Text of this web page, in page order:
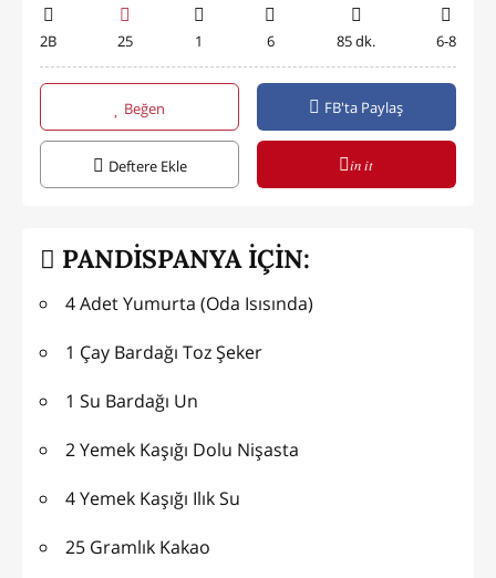
2B 25 1 6 85 dk. 6-8
Beğen FB'ta Paylaş
Deftere Ekle in it
PANDİSPANYA İÇİN:
4 Adet Yumurta (Oda Isısında)
1 Çay Bardağı Toz Şeker
1 Su Bardağı Un
2 Yemek Kaşığı Dolu Nişasta
4 Yemek Kaşığı Ilık Su
25 Gramlık Kakao